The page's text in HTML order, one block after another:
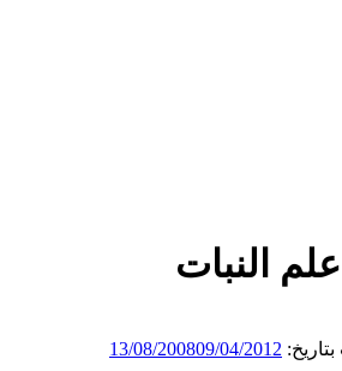
النبات
13/08/200809/04/2012